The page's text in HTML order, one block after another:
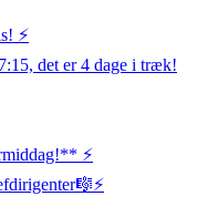
⚡️
det er 4 dage i træk!
⚡️